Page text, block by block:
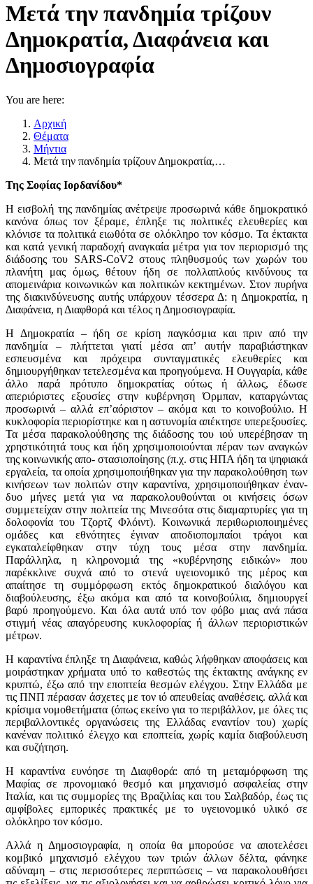
Μετά την πανδημία τρίζουν
Δημοκρατία, Διαφάνεια και
Δημοσιογραφία
You are here:
Αρχική
Θέματα
Μήντια
Μετά την πανδημία τρίζουν Δημοκρατία,…
Της Σοφίας Ιορδανίδου*
Η εισβολή της πανδημίας ανέτρεψε προσωρινά κάθε δημοκρατικό
κανόνα όπως τον ξέραμε, έπληξε τις πολιτικές ελευθερίες και
κλόνισε τα πολιτικά ειωθότα σε ολόκληρο τον κόσμο. Τα έκτακτα
και κατά γενική παραδοχή αναγκαία μέτρα για τον περιορισμό της
διάδοσης του SARS-CoV2 στους πληθυσμούς των χωρών του
πλανήτη μας όμως, θέτουν ήδη σε πολλαπλούς κινδύνους τα
απομεινάρια κοινωνικών και πολιτικών κεκτημένων. Στον πυρήνα
της διακινδύνευσης αυτής υπάρχουν τέσσερα Δ: η Δημοκρατία, η
Διαφάνεια, η Διαφθορά και τέλος η Δημοσιογραφία.
Η Δημοκρατία – ήδη σε κρίση παγκόσμια και πριν από την
πανδημία – πλήττεται γιατί μέσα απ’ αυτήν παραβιάστηκαν
εσπευσμένα και πρόχειρα συνταγματικές ελευθερίες και
δημιουργήθηκαν τετελεσμένα και προηγούμενα. Η Ουγγαρία, κάθε
άλλο παρά πρότυπο δημοκρατίας ούτως ή άλλως, έδωσε
απεριόριστες εξουσίες στην κυβέρνηση Όρμπαν, καταργώντας
προσωρινά – αλλά επ’αόριστον – ακόμα και το κοινοβούλιο. Η
κυκλοφορία περιορίστηκε και η αστυνομία απέκτησε υπερεξουσίες.
Τα μέσα παρακολούθησης της διάδοσης του ιού υπερέβησαν τη
χρηστικότητά τους και ήδη χρησιμοποιούνται πέραν των αναγκών
της κοινωνικής απο- στασιοποίησης (π.χ. στις ΗΠΑ ήδη τα ψηφιακά
εργαλεία, τα οποία χρησιμοποιήθηκαν για την παρακολούθηση των
κινήσεων των πολιτών στην καραντίνα, χρησιμοποιήθηκαν έναν-
δυο μήνες μετά για να παρακολουθούνται οι κινήσεις όσων
συμμετείχαν στην πολιτεία της Μινεσότα στις διαμαρτυρίες για τη
δολοφονία του Τζορτζ Φλόιντ). Κοινωνικά περιθωριοποιημένες
ομάδες και εθνότητες έγιναν αποδιοπομπαίοι τράγοι και
εγκαταλείφθηκαν στην τύχη τους μέσα στην πανδημία.
Παράλληλα, η κληρονομιά της «κυβέρνησης ειδικών» που
παρέκκλινε συχνά από το στενά υγειονομικό της μέρος και
απαίτησε τη συμμόρφωση εκτός δημοκρατικού διαλόγου και
διαβούλευσης, έξω ακόμα και από τα κοινοβούλια, δημιουργεί
βαρύ προηγούμενο. Και όλα αυτά υπό τον φόβο μιας ανά πάσα
στιγμή νέας απαγόρευσης κυκλοφορίας ή άλλων περιοριστικών
μέτρων.
Η καραντίνα έπληξε τη Διαφάνεια, καθώς λήφθηκαν αποφάσεις και
μοιράστηκαν χρήματα υπό το καθεστώς της έκτακτης ανάγκης εν
κρυπτώ, έξω από την εποπτεία θεσμών ελέγχου. Στην Ελλάδα με
τις ΠΝΠ πέρασαν άσχετες με τον ιό απευθείας αναθέσεις. αλλά και
κρίσιμα νομοθετήματα (όπως εκείνο για το περιβάλλον, με όλες τις
περιβαλλοντικές οργανώσεις της Ελλάδας εναντίον του) χωρίς
κανέναν πολιτικό έλεγχο και εποπτεία, χωρίς καμία διαβούλευση
και συζήτηση.
Η καραντίνα ευνόησε τη Διαφθορά: από τη μεταμόρφωση της
Μαφίας σε προνομιακό θεσμό και μηχανισμό ασφαλείας στην
Ιταλία, και τις συμμορίες της Βραζιλίας και του Σαλβαδόρ, έως τις
αμφίβολες εμπορικές πρακτικές με το υγειονομικό υλικό σε
ολόκληρο τον κόσμο.
Αλλά η Δημοσιογραφία, η οποία θα μπορούσε να αποτελέσει
κομβικό μηχανισμό ελέγχου των τριών άλλων δέλτα, φάνηκε
αδύναμη – στις περισσότερες περιπτώσεις – να παρακολουθήσει